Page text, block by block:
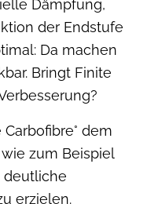
Dämpfung,
der Endstufe
Da machen
Bringt Finite
dem
zum Beispiel
deutliche
erzielen.